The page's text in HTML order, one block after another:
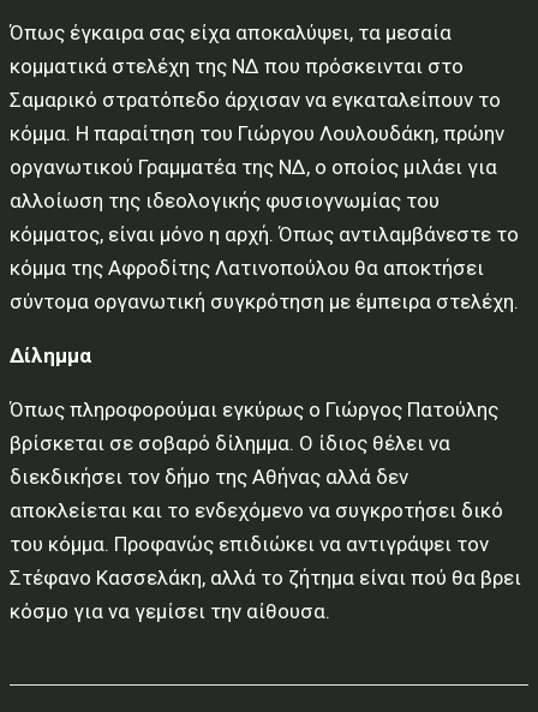
Όπως έγκαιρα σας είχα αποκαλύψει, τα μεσαία
κομματικά στελέχη της ΝΔ που πρόσκεινται στο
Σαμαρικό στρατόπεδο άρχισαν να εγκαταλείπουν το
κόμμα. Η παραίτηση του Γιώργου Λουλουδάκη, πρώην
οργανωτικού Γραμματέα της ΝΔ, ο οποίος μιλάει για
αλλοίωση της ιδεολογικής φυσιογνωμίας του
κόμματος, είναι μόνο η αρχή. Όπως αντιλαμβάνεστε το
κόμμα της Αφροδίτης Λατινοπούλου θα αποκτήσει
σύντομα οργανωτική συγκρότηση με έμπειρα στελέχη.
Δίλημμα
Όπως πληροφορούμαι εγκύρως ο Γιώργος Πατούλης
βρίσκεται σε σοβαρό δίλημμα. Ο ίδιος θέλει να
διεκδικήσει τον δήμο της Αθήνας αλλά δεν
αποκλείεται και το ενδεχόμενο να συγκροτήσει δικό
του κόμμα. Προφανώς επιδιώκει να αντιγράψει τον
Στέφανο Κασσελάκη, αλλά το ζήτημα είναι πού θα βρει
κόσμο για να γεμίσει την αίθουσα.